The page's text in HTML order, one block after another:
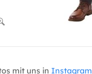
mit uns in Instagram